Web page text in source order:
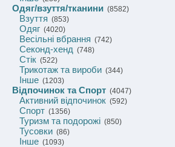
Одяг/взуття/тканини (8582)
Взуття (853)
Одяг (4020)
Весільні вбрання (742)
Секонд-хенд (748)
Стік (522)
Трикотаж та вироби (344)
Інше (1203)
Відпочинок та Спорт (4047)
Активний відпочинок (592)
Спорт (1356)
Туризм та подорожі (850)
Тусовки (86)
Інше (1093)